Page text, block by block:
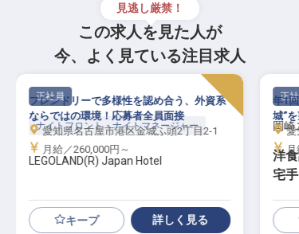
見逃し厳禁！
この求人を見た人が
今、よく見ている注目求人
正社員
ナイトフロント・ナイトマネージャー
LEGOLAND(R) Japan Hotel
フレンドリーで多様性を認め合う、外資系
ならではの環境！応募者全員面接
愛知県名古屋市港区金城ふ頭2丁目2-1
月給／260,000円～
キープ 詳しく見る
正社
岡崎
洋
宅
年1
城”
愛